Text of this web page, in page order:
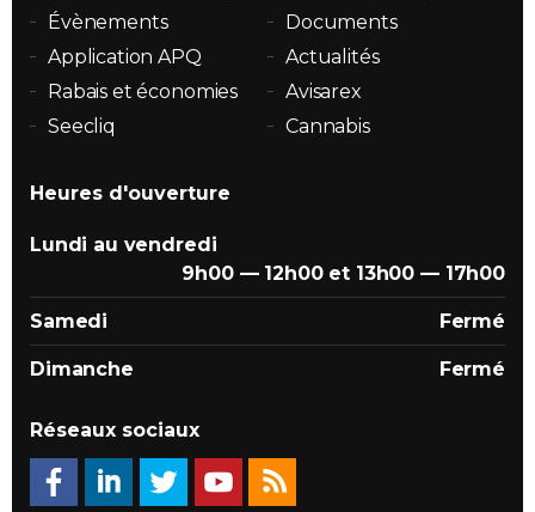
Évènements
Documents
Application APQ
Actualités
Rabais et économies
Avisarex
Seecliq
Cannabis
Heures d'ouverture
Lundi au vendredi
9h00 — 12h00 et 13h00 — 17h00
Samedi Fermé
Dimanche Fermé
Réseaux sociaux